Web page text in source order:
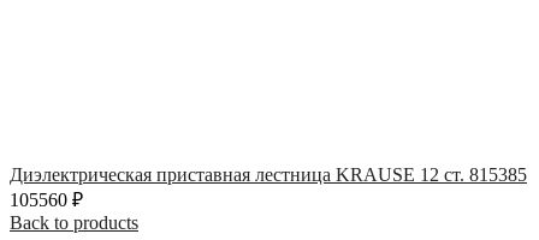
Диэлектрическая приставная лестница KRAUSE 12 ст. 815385
105560 ₽
Back to products